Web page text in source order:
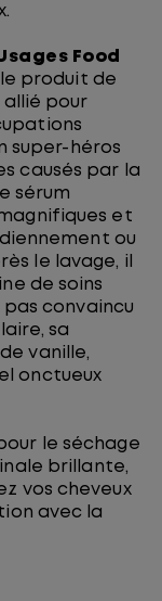
Food
produit de
allié pour
super-héros
causés par la
sérum
et
ou
le lavage, il
de soins
convaincu
sa
vanille,
onctueux
le séchage
brillante,
vos cheveux
avec la